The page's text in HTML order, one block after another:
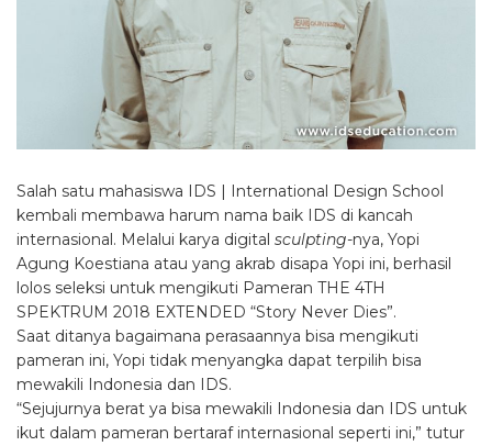
Salah satu mahasiswa IDS | International Design School
kembali membawa harum nama baik IDS di kancah
internasional. Melalui karya digital sculpting-nya, Yopi
Agung Koestiana atau yang akrab disapa Yopi ini, berhasil
lolos seleksi untuk mengikuti Pameran THE 4TH
SPEKTRUM 2018 EXTENDED “Story Never Dies”.
Saat ditanya bagaimana perasaannya bisa mengikuti
pameran ini, Yopi tidak menyangka dapat terpilih bisa
mewakili Indonesia dan IDS.
“Sejujurnya berat ya bisa mewakili Indonesia dan IDS untuk
ikut dalam pameran bertaraf internasional seperti ini,” tutur